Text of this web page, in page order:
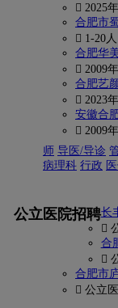
 2025年
合肥市
 1-20人
合肥华
 2009年
合肥艺
 2023年
安徽合
 2009年
师 导医/导诊
病理科 行政
公立医院招聘长

合

合肥市
 公立